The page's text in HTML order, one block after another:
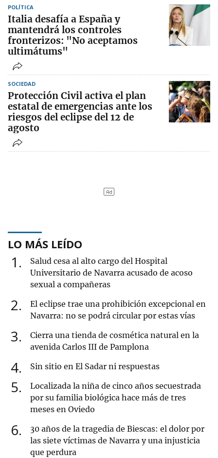
POLÍTICA
Italia desafía a España y
mantendrá los controles
fronterizos: "No aceptamos
ultimátums"
SOCIEDAD
Protección Civil activa el plan
estatal de emergencias ante los
riesgos del eclipse del 12 de
agosto
LO MÁS LEÍDO
1
Salud cesa al alto cargo del Hospital
Universitario de Navarra acusado de acoso
sexual a compañeras
2
El eclipse trae una prohibición excepcional en
Navarra: no se podrá circular por estas vías
3
Cierra una tienda de cosmética natural en la
avenida Carlos III de Pamplona
4 Sin sitio en El Sadar ni respuestas
5
Localizada la niña de cinco años secuestrada
por su familia biológica hace más de tres
meses en Oviedo
6
30 años de la tragedia de Biescas: el dolor por
las siete víctimas de Navarra y una injusticia
que perdura